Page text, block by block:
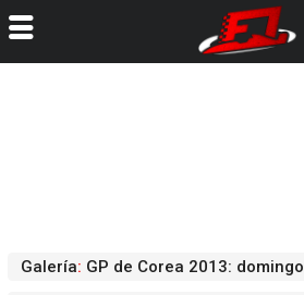
Galería: GP de Corea 2013: domingo